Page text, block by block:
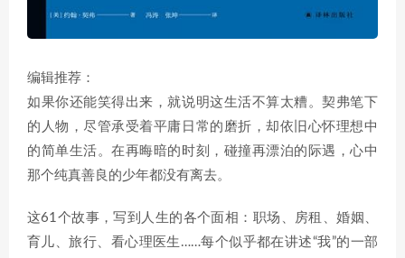
编辑推荐：
如果你还能笑得出来，就说明这生活不算太糟。契弗笔下
的人物，尽管承受着平庸日常的磨折，却依旧心怀理想中
的简单生活。在再晦暗的时刻，碰撞再漂泊的际遇，心中
那个纯真善良的少年都没有离去。
这61个故事，写到人生的各个面相：职场、房租、婚姻、
育儿、旅行、看心理医生……每个似乎都在讲述“我”的一部